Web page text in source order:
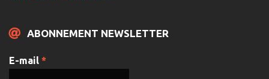
ABONNEMENT NEWSLETTER
E-mail *